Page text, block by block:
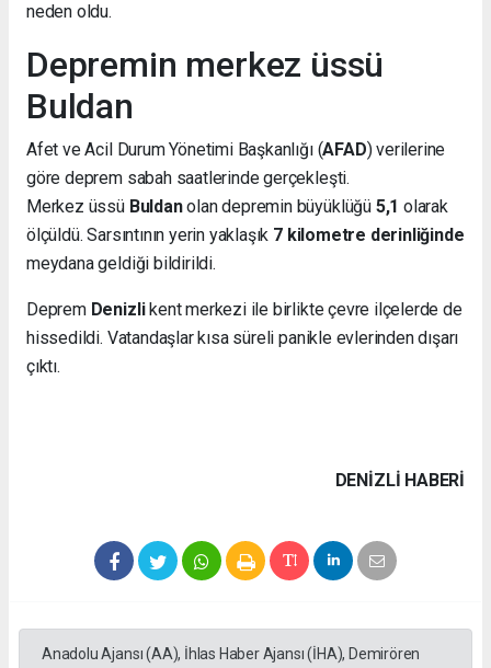
neden oldu.
Depremin merkez üssü
Buldan
Afet ve Acil Durum Yönetimi Başkanlığı (AFAD) verilerine
göre deprem sabah saatlerinde gerçekleşti.
Merkez üssü Buldanolan depremin büyüklüğü 5,1 olarak
ölçüldü. Sarsıntının yerin yaklaşık 7 kilometre derinliğinde
meydana geldiği bildirildi.
Deprem Denizlikent merkezi ile birlikte çevre ilçelerde de
hissedildi. Vatandaşlar kısa süreli panikle evlerinden dışarı
çıktı.
DENIZLI HABERİ
Anadolu Ajansı (AA), İhlas Haber Ajansı (İHA), Demirören